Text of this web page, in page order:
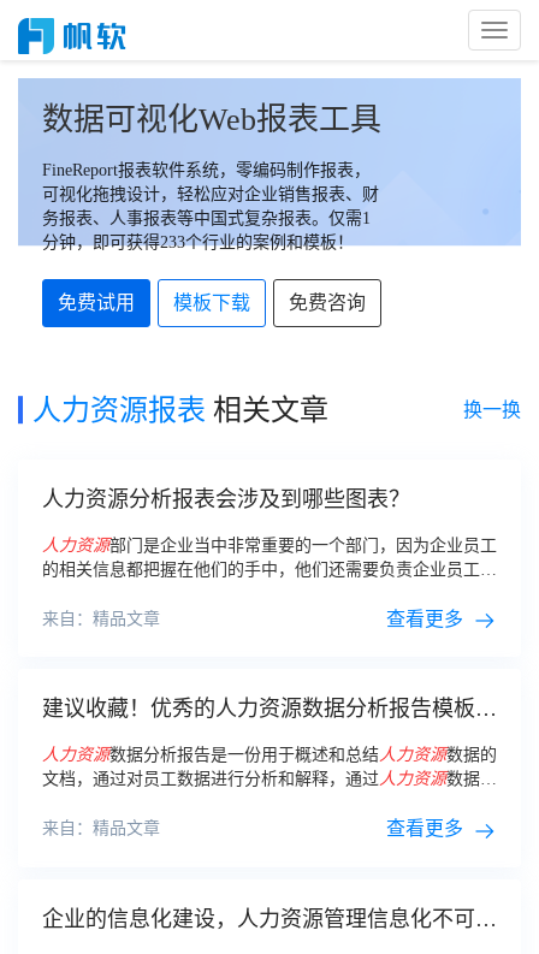
Toggle
数据可视化Web报表工具
FineReport报表软件系统，零编码制作报表，
可视化拖拽设计，轻松应对企业销售报表、财
务报表、人事报表等中国式复杂报表。仅需1
分钟，即可获得233个行业的案例和模板！
免费试用 模板下载 免费咨询
人力资源报表 相关文章 换一换
人力资源分析报表会涉及到哪些图表？
人力资源部门是企业当中非常重要的一个部门，因为企业员工
的相关信息都把握在他们的手中，他们还需要负责企业员工具
常多，分析起来也有一点点的麻烦，下面我们就来了解一下人
来自：精品文章 查看更多
建议收藏！优秀的人力资源数据分析报告模板这
样做
人力资源数据分析报告是一份用于概述和总结人力资源数据的
文档，通过对员工数据进行分析和解释，通过人力资源数据分
层更好地了解和管理员工，同时支持企业在制定战略
来自：精品文章 查看更多
企业的信息化建设，人力资源管理信息化不可或